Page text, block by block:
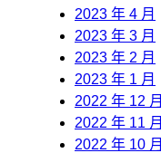
2023 年 4 月
2023 年 3 月
2023 年 2 月
2023 年 1 月
2022 年 12 月
2022 年 11 月
2022 年 10 月